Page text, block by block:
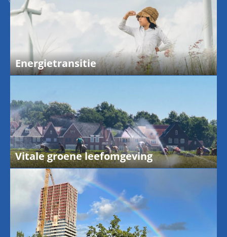
Energietransitie
Vitale groene leefomgeving